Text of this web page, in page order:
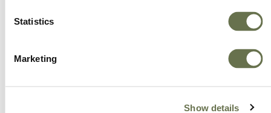
Statistics
Marketing
Show details